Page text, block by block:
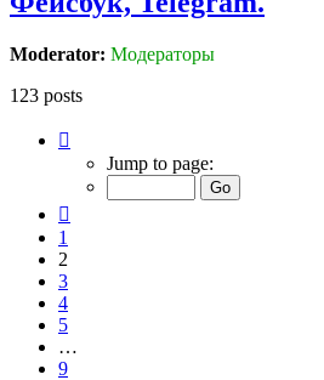
Moderator: Модераторы
123 posts
Jump to page:
1
2
3
4
5
…
9